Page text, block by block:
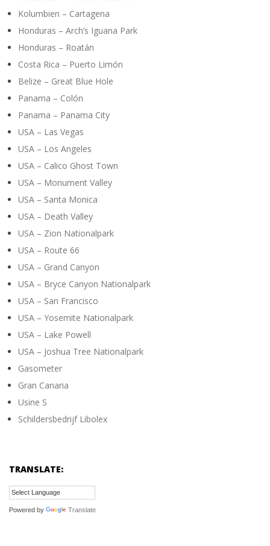
Kolumbien – Cartagena
Honduras – Arch’s Iguana Park
Honduras – Roatán
Costa Rica – Puerto Limón
Belize – Great Blue Hole
Panama – Colón
Panama – Panama City
USA – Las Vegas
USA – Los Angeles
USA – Calico Ghost Town
USA – Monument Valley
USA – Santa Monica
USA – Death Valley
USA – Zion Nationalpark
USA – Route 66
USA – Grand Canyon
USA – Bryce Canyon Nationalpark
USA – San Francisco
USA – Yosemite Nationalpark
USA – Lake Powell
USA – Joshua Tree Nationalpark
Gasometer
Gran Canaria
Usine S
Schildersbedrijf Libolex
TRANSLATE:
Powered by Translate